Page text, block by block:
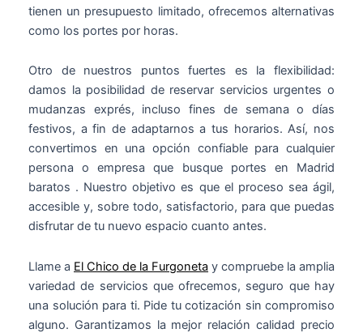
tienen un presupuesto limitado, ofrecemos alternativas
como los portes por horas.
Otro de nuestros puntos fuertes es la flexibilidad:
damos la posibilidad de reservar servicios urgentes o
mudanzas exprés, incluso fines de semana o días
festivos, a fin de adaptarnos a tus horarios. Así, nos
convertimos en una opción confiable para cualquier
persona o empresa que busque portes en Madrid
baratos . Nuestro objetivo es que el proceso sea ágil,
accesible y, sobre todo, satisfactorio, para que puedas
disfrutar de tu nuevo espacio cuanto antes.
Llame a El Chico de la Furgoneta y compruebe la amplia
variedad de servicios que ofrecemos, seguro que hay
una solución para ti. Pide tu cotización sin compromiso
alguno. Garantizamos la mejor relación calidad precio